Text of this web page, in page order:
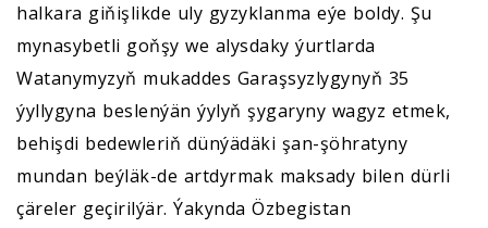
halkara giňişlikde uly gyzyklanma eýe boldy. Şu
mynasybetli goňşy we alysdaky ýurtlarda
Watanymyzyň mukaddes Garaşsyzlygynyň 35
ýyllygyna beslenýän ýylyň şygaryny wagyz etmek,
behişdi bedewleriň dünýädäki şan-şöhratyny
mundan beýläk-de artdyrmak maksady bilen dürli
çäreler geçirilýär. Ýakynda Özbegistan